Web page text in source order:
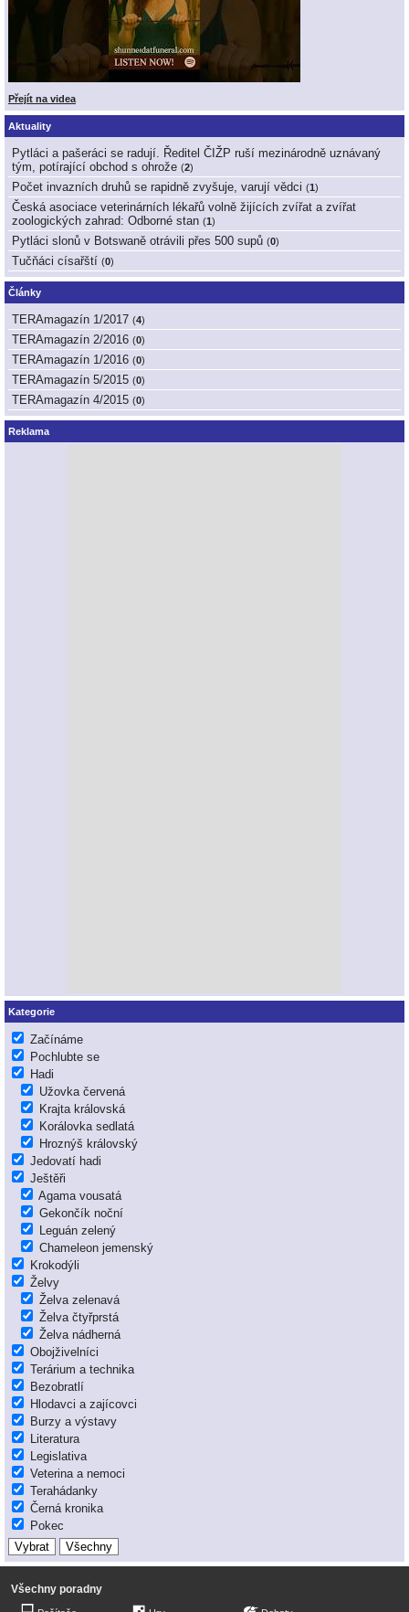
Přejít na videa
Aktuality
Pytláci a pašeráci se radují. Ředitel ČIŽP ruší mezinárodně uznávaný
tým, potírající obchod s ohrože (2)
Počet invazních druhů se rapidně zvyšuje, varují vědci (1)
Česká asociace veterinárních lékařů volně žijících zvířat a zvířat
zoologických zahrad: Odborné stan (1)
Pytláci slonů v Botswaně otrávili přes 500 supů (0)
Tučňáci císařští (0)
Články
TERAmagazín 1/2017 (4)
TERAmagazín 2/2016 (0)
TERAmagazín 1/2016 (0)
TERAmagazín 5/2015 (0)
TERAmagazín 4/2015 (0)
Reklama
Kategorie
Začínáme
Pochlubte se
Hadi
Užovka červená
Krajta královská
Korálovka sedlatá
Hroznýš královský
Jedovatí hadi
Ještěři
Agama vousatá
Gekončík noční
Leguán zelený
Chameleon jemenský
Krokodýli
Želvy
Želva zelenavá
Želva čtyřprstá
Želva nádherná
Obojživelníci
Terárium a technika
Bezobratlí
Hlodavci a zajícovci
Burzy a výstavy
Literatura
Legislativa
Veterina a nemoci
Terahádanky
Černá kronika
Pokec
Všechny poradny